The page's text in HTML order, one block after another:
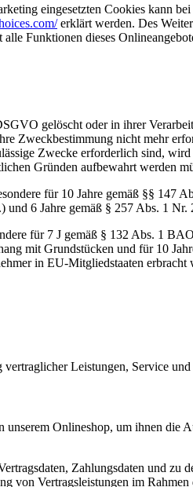
eingesetzten Cookies kann
erklärt werden. Des
Funktionen dieses
gelöscht oder in ihrer
Zweckbestimmung nicht mehr
Zwecke erforderlich sind,
Gründen aufbewahrt werden
für 10 Jahre gemäß §§
und 6 Jahre gemäß § 257 Abs. 1
für 7 J gemäß § 132 Abs. 1
mit Grundstücken und für 10
in EU-Mitgliedstaaten
Leistungen, Service
Onlineshop, um ihnen
Zahlungsdaten und
von Vertragsleistungen im